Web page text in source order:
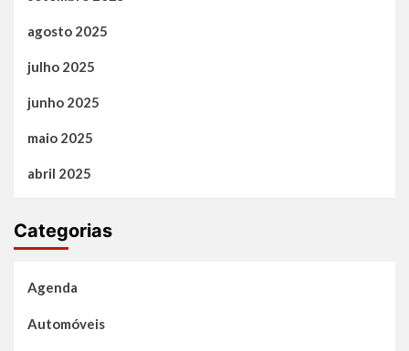
agosto 2025
julho 2025
junho 2025
maio 2025
abril 2025
Categorias
Agenda
Automóveis